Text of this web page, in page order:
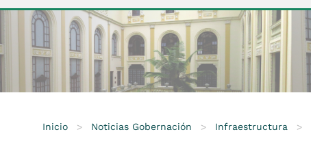
Inicio > Noticias Gobernación > Infraestructura >